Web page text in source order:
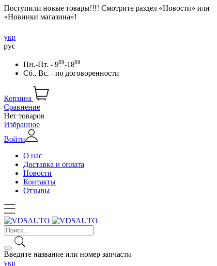
Поступили новые товары!!!! Смотрите раздел «Новости» или
«Новинки магазина»!
укр
рус
Пн.-Пт. - 900-1800
Сб., Вс. - по договоренности
Корзина
Сравнение
Нет товаров
Избранное
Войти
О нас
Доставка и оплата
Новости
Контакты
Отзывы
Введите название или номер запчасти
укр